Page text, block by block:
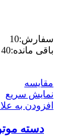
سفارش:10
باقی مانده:40
مقايسه
نمایش سریع
افزودن به
دسته موتور پژو 405 دو سر